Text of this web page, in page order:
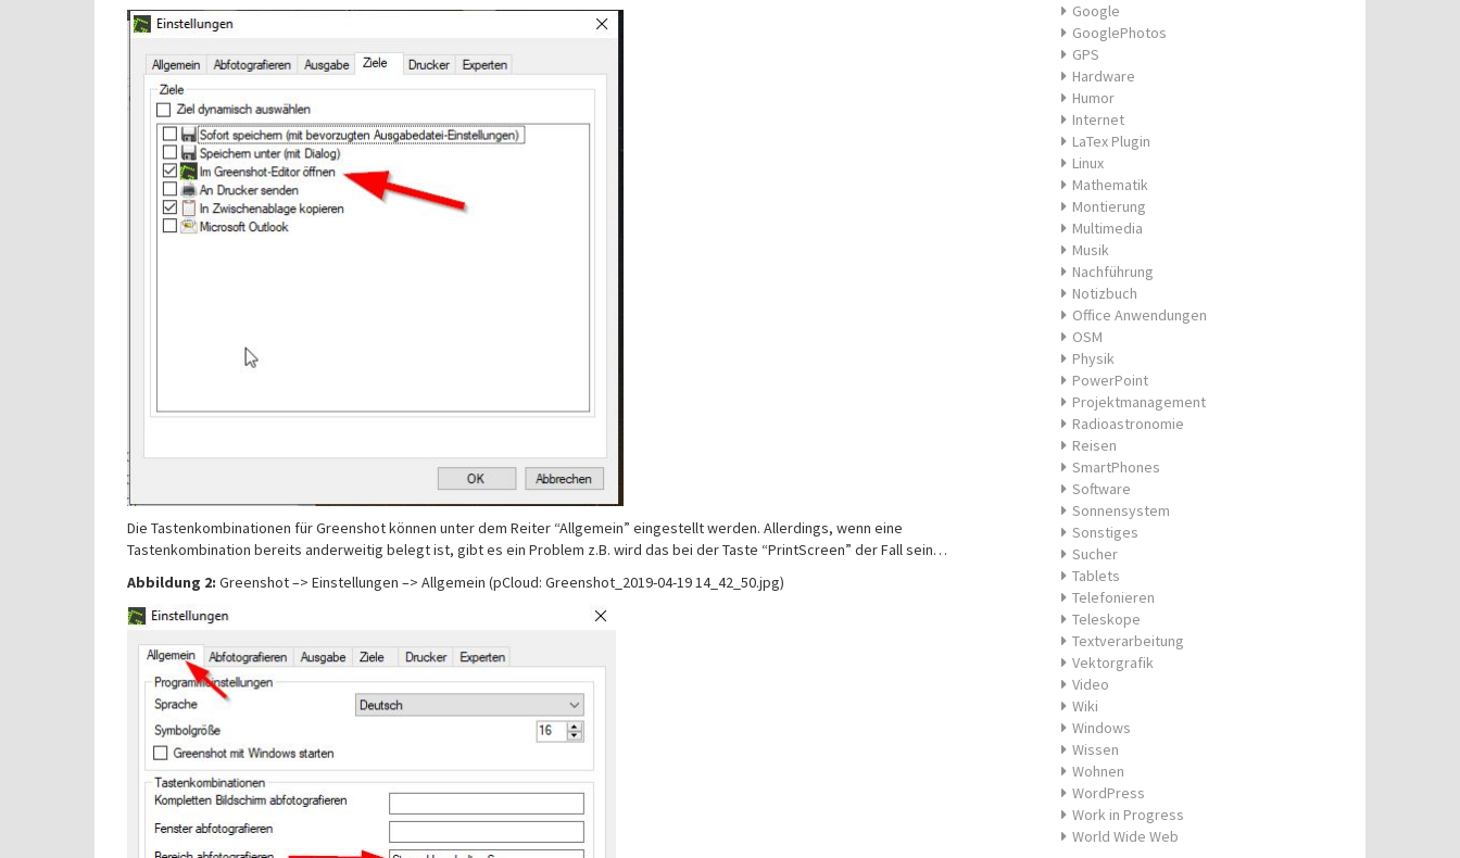
Die Tastenkombinationen für Greenshot können unter dem Reiter “Allgemein” eingestellt werden. Allerdings, wenn eine
Tastenkombination bereits anderweitig belegt ist, gibt es ein Problem z.B. wird das bei der Taste “PrintScreen” der Fall sein…
Abbildung 2: Greenshot –> Einstellungen –> Allgemein (pCloud: Greenshot_2019-04-19 14_42_50.jpg)
Google
GooglePhotos
GPS
Hardware
Humor
Internet
LaTex Plugin
Linux
Mathematik
Montierung
Multimedia
Musik
Nachführung
Notizbuch
Office Anwendungen
OSM
Physik
PowerPoint
Projektmanagement
Radioastronomie
Reisen
SmartPhones
Software
Sonnensystem
Sonstiges
Sucher
Tablets
Telefonieren
Teleskope
Textverarbeitung
Vektorgrafik
Video
Wiki
Windows
Wissen
Wohnen
WordPress
Work in Progress
World Wide Web